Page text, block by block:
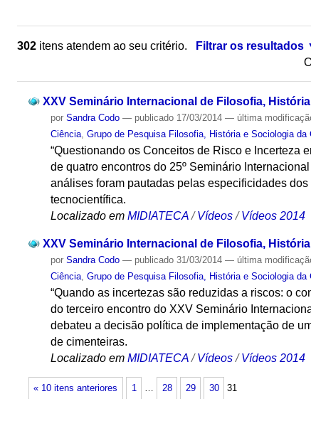
302 itens atendem ao seu critério.
Filtrar os resultados
XXV Seminário Internacional de Filosofia,
porSandra Codo — publicado 17/03/2014— última
Ciência ,Grupo de Pesquisa Filosofia, História e Sociologia da
“Questionando os Conceitos de Risco e Incerteza
de quatro encontros do 25º Seminário
análises foram pautadas pelas especificidades
tecnocientífica.
Localizado em MIDIATECA /Vídeos /Vídeos 2014
XXV Seminário Internacional de Filosofia,
porSandra Codo — publicado 31/03/2014— última
Ciência ,Grupo de Pesquisa Filosofia, História e Sociologia da
“Quando as incertezas são reduzidas a riscos: o
do terceiro encontro do XXV Seminário
debateu a decisão política de implementação de
de cimenteiras.
Localizado em MIDIATECA /Vídeos /Vídeos 2014
« 10 itens anteriores 1 28 29 30 31